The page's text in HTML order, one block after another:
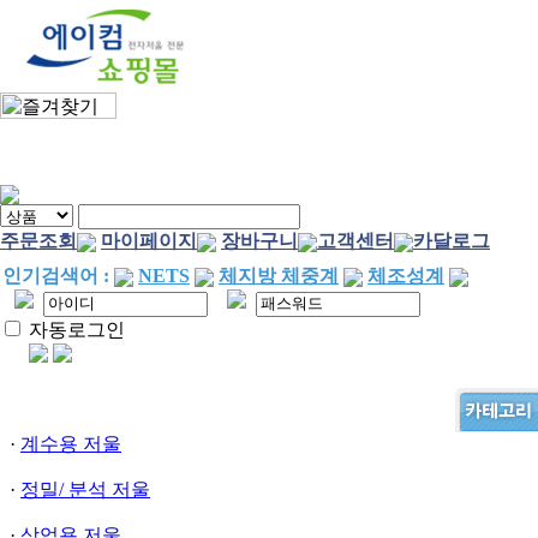
주문조회 마이페이지 장바구니 고객센터
카달로그
인기검색어 :
NETS 체지방 체중계 체조성계
자동로그인
· 계수용 저울
· 정밀/ 분석 저울